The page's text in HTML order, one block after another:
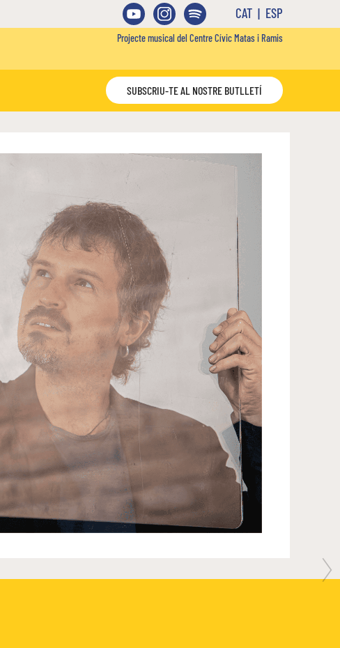
|
Projecte musical del Centre Cívic Matas i Ramis
SUBSCRIU-TE AL NOSTRE BUTLLETÍ